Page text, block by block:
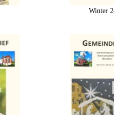
Winter